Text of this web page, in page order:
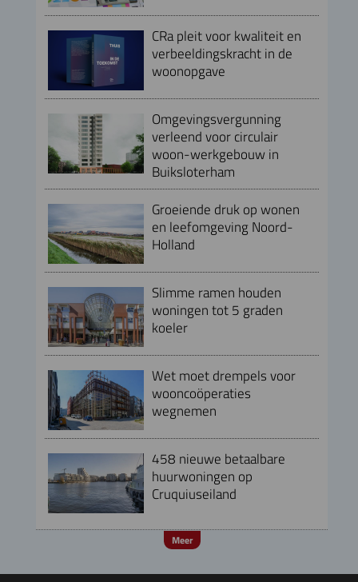
CRa pleit voor kwaliteit en
verbeeldingskracht in de
woonopgave
Omgevingsvergunning
verleend voor circulair
woon-werkgebouw in
Buiksloterham
Groeiende druk op wonen
en leefomgeving Noord-
Holland
Slimme ramen houden
woningen tot 5 graden
koeler
Wet moet drempels voor
wooncoöperaties
wegnemen
458 nieuwe betaalbare
huurwoningen op
Cruquiuseiland
Meer